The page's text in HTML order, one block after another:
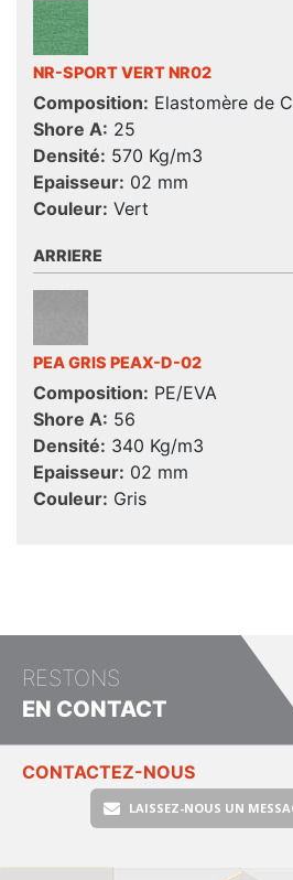
NR-SPORT VERT NR02
Composition: Elastomère de
Shore A: 25
Densité: 570 Kg/m3
Epaisseur: 02 mm
Couleur: Vert
ARRIERE
PEA GRIS PEAX-D-02
Composition: PE/EVA
Shore A: 56
Densité: 340 Kg/m3
Epaisseur: 02 mm
Couleur: Gris
RESTONS
EN CONTACT
CONTACTEZ-NOUS
LAISSEZ-NOUS UN